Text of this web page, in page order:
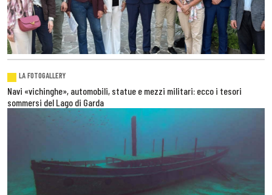
LA FOTOGALLERY
Navi «vichinghe», automobili, statue e mezzi militari: ecco i tesori
sommersi del Lago di Garda